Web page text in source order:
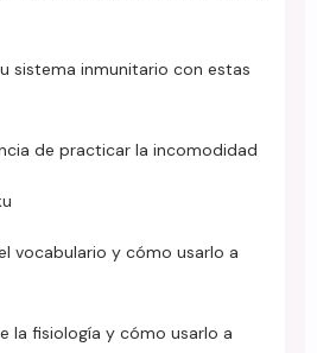
sistema inmunitario con estas
de practicar la incomodidad
vocabulario y cómo usarlo a
la fisiología y cómo usarlo a